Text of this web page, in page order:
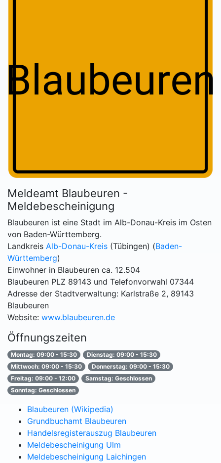
Meldeamt Blaubeuren -
Meldebescheinigung
Blaubeuren ist eine Stadt im Alb-Donau-Kreis im Osten
von Baden-Württemberg.
Landkreis Alb-Donau-Kreis (Tübingen) (Baden-
Württemberg)
Einwohner in Blaubeuren ca. 12.504
Blaubeuren PLZ 89143 und Telefonvorwahl 07344
Adresse der Stadtverwaltung: Karlstraße 2, 89143
Blaubeuren
Website: www.blaubeuren.de
Öffnungszeiten
Montag: 09:00 - 15:30
Dienstag: 09:00 - 15:30
Mittwoch: 09:00 - 15:30
Donnerstag: 09:00 - 15:30
Freitag: 09:00 - 12:00
Samstag: Geschlossen
Sonntag: Geschlossen
Blaubeuren (Wikipedia)
Grundbuchamt Blaubeuren
Handelsregisterauszug Blaubeuren
Meldebescheinigung Ulm
Meldebescheinigung Laichingen